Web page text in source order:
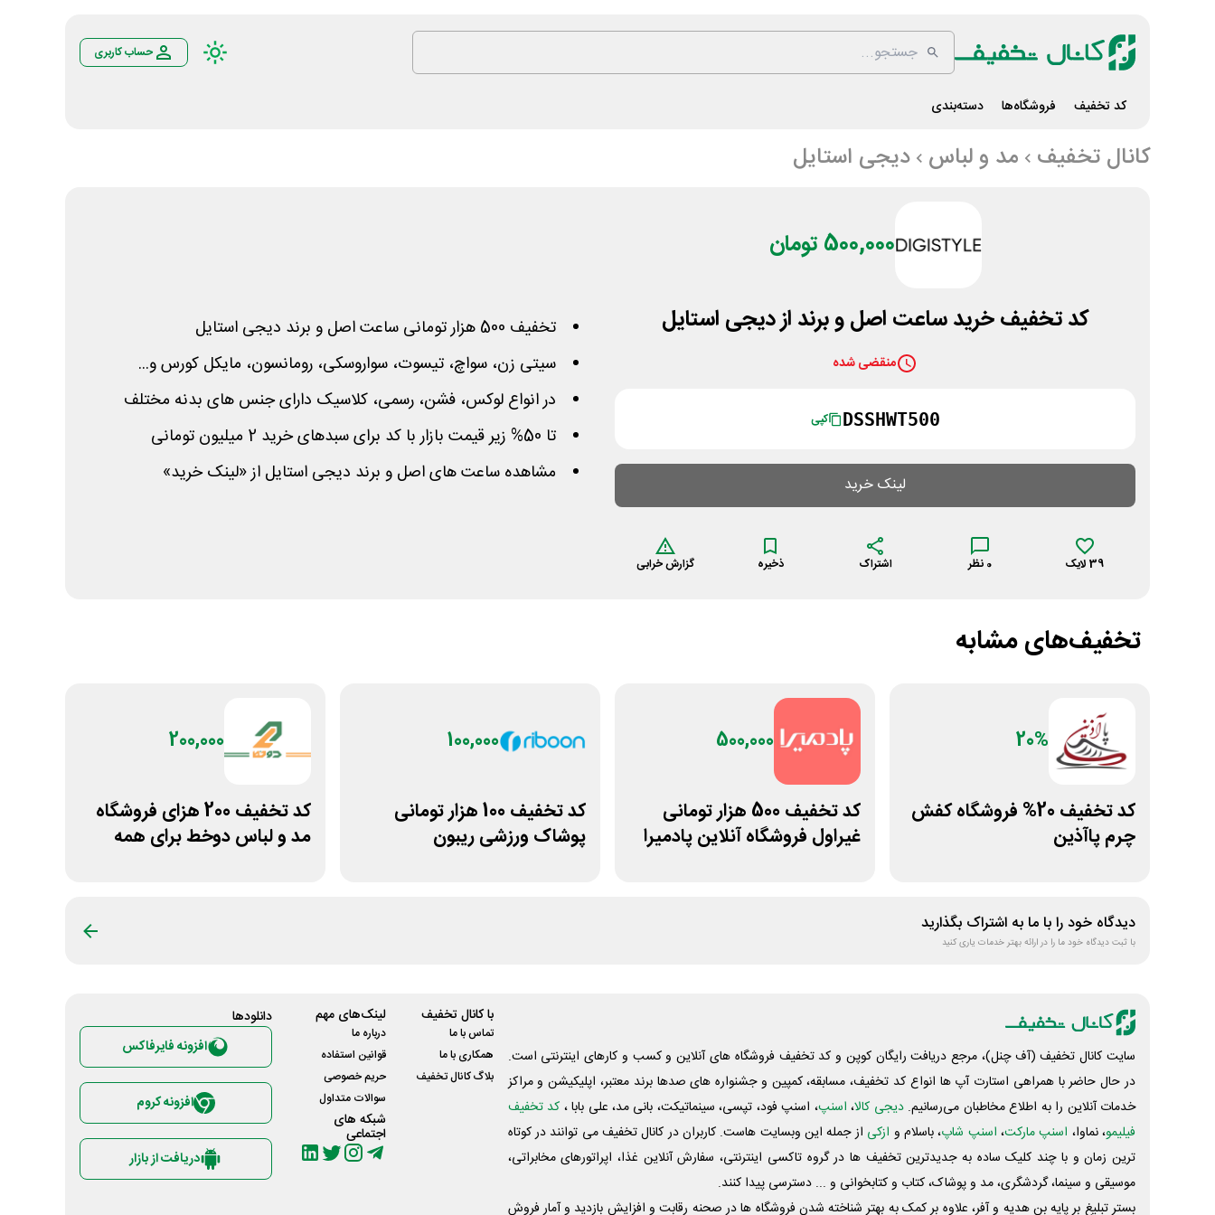
حساب کاربری
کد تخفیف فروشگاه‌ها دسته‌بندی
کانال تخفیف مد و لباس دیجی استایل
500,000 تومان
کد تخفیف خرید ساعت اصل و برند از دیجی استایل
منقضی شده
DSSHWT500 کپی
لینک خرید
39 لایک 0 نظر اشتراک ذخیره گزارش خرابی
تخفیف 500 هزار تومانی ساعت اصل و برند دیجی استایل
سیتی زن، سواچ، تیسوت، سواروسکی، رومانسون، مایکل کورس و...
در انواع لوکس، فشن، رسمی، کلاسیک دارای جنس های بدنه مختلف
تا 50% زیر قیمت بازار با کد برای سبدهای خرید 2 میلیون تومانی
مشاهده ساعت های اصل و برند دیجی استایل از «لینک خرید»
تخفیف‌های مشابه
20%
کد تخفیف 20% فروشگاه کفش
چرم پاآذین
500,000
کد تخفیف 500 هزار تومانی
غیراول فروشگاه آنلاین پادمیرا
100,000
کد تخفیف 100 هزار تومانی
پوشاک ورزشی ریبون
200,000
کد تخفیف 200 هزای فروشگاه
مد و لباس دوخط برای همه
دیدگاه خود را با ما به اشتراک بگذارید
با ثبت دیدگاه خود ما را در ارائه بهتر خدمات یاری کنید
سایت کانال تخفیف (آف چنل)، مرجع دریافت رایگان کوپن و کد تخفیف فروشگاه های آنلاین و کسب و‌ کارهای اینترنتی است.
در حال حاضر با همراهی استارت آپ ها انواع کد تخفیف، مسابقه، کمپین و جشنواره های صدها برند معتبر، اپلیکیشن و مراکز
خدمات آنلاین را به اطلاع مخاطبان می‌رسانیم. دیجی کالا، اسنپ، اسنپ فود، تپسی، سینماتیکت، بانی مد، علی‌ بابا ، کد تخفیف
فیلیمو، نماوا، اسنپ مارکت، اسنپ شاپ، باسلام و ازکی از جمله این وبسایت ‌هاست. کاربران در کانال تخفیف می توانند در کوتاه
ترین زمان و با چند کلیک ساده به جدیدترین تخفیف ها در گروه تاکسی اینترنتی، سفارش آنلاین غذا، اپراتورهای مخابراتی،
موسیقی و سینما، گردشگری، مد و پوشاک، کتاب و کتابخوانی و ... دسترسی پیدا کنند.
بستر تبلیغ بر پایه بن هدیه و آفر، علاوه بر کمک به بهتر شناخته شدن فروشگاه ها در صحنه رقابت و افزایش بازدید و آمار فروش
با کانال تخفیف
تماس با ما
همکاری با ما
بلاگ کانال تخفیف
لینک‌های مهم
درباره ما
قوانین استفاده
حریم خصوصی
سوالات متداول
شبکه های
اجتماعی
دانلود‌ها
افزونه فایرفاکس
افزونه کروم
دریافت از بازار